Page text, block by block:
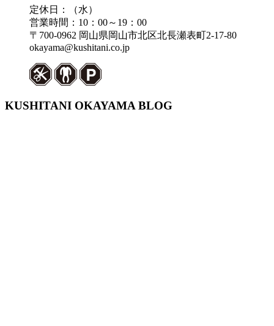
定休日：（水）
営業時間：10：00～19：00
〒700-0962 岡山県岡山市北区北長瀬表町2-17-80
okayama@kushitani.co.jp
KUSHITANI OKAYAMA BLOG